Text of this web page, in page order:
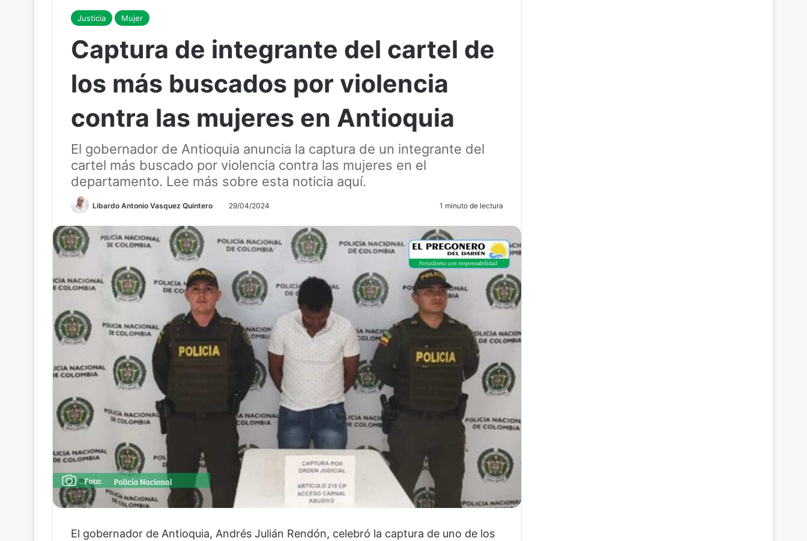
Justicia Mujer
Captura de integrante del cartel de
los más buscados por violencia
contra las mujeres en Antioquia
El gobernador de Antioquia anuncia la captura de un integrante del
cartel más buscado por violencia contra las mujeres en el
departamento. Lee más sobre esta noticia aquí.
Libardo Antonio Vasquez Quintero 29/04/2024 1 minuto de lectura
El gobernador de Antioquia, Andrés Julián Rendón, celebró la captura de uno de los